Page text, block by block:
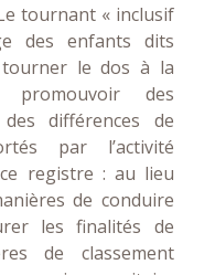
tournant « inclusif
des enfants dits
tourner le dos à la
promouvoir des
différences de
par l’activité
registre : au lieu
de conduire
les finalités de
de classement